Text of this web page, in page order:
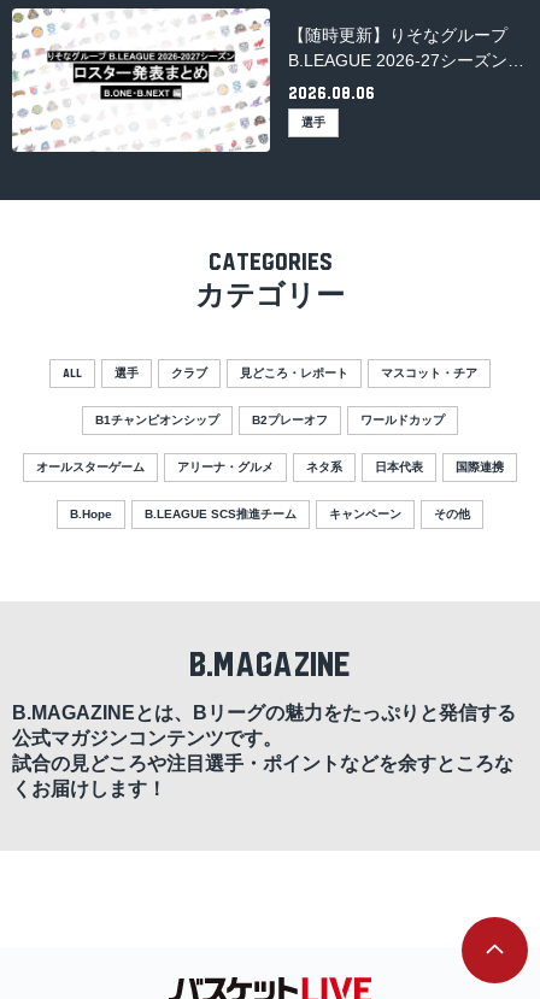
【随時更新】りそなグループ
B.LEAGUE 2026-27シーズンの
ロスター発表まとめ（B.ONE・
B.NEXT）
2026.08.06
選手
CATEGORIES
カテゴリー
ALL 選手 クラブ 見どころ・レポート マスコット・チア
B1チャンピオンシップ B2プレーオフ ワールドカップ
オールスターゲーム アリーナ・グルメ ネタ系 日本代表 国際連携
B.Hope B.LEAGUE SCS推進チーム キャンペーン その他
B.MAGAZINE
B.MAGAZINEとは、Bリーグの魅力をたっぷりと発信する
公式マガジンコンテンツです。
試合の見どころや注目選手・ポイントなどを余すところな
くお届けします！